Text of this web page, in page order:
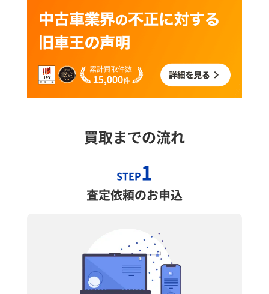
買取までの流れ
STEP1
査定依頼のお申込